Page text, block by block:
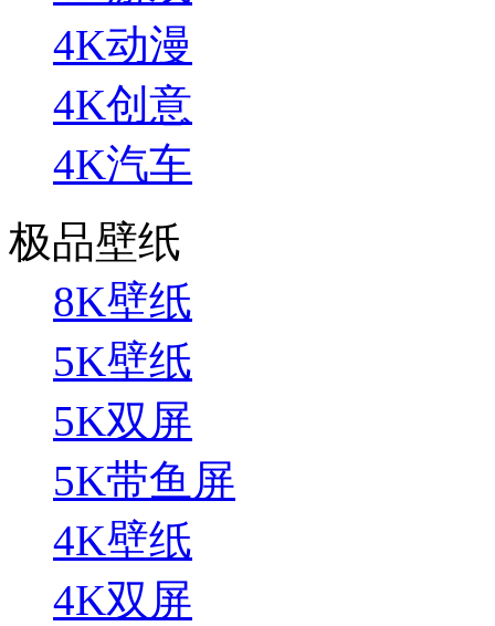
4K动漫
4K创意
4K汽车
极品壁纸
8K壁纸
5K壁纸
5K双屏
5K带鱼屏
4K壁纸
4K双屏